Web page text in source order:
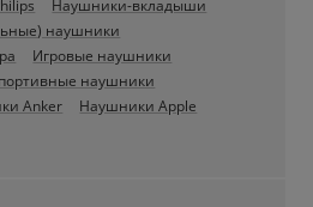
Наушники-вкладыши
наушники
Игровые наушники
наушники
Anker
Наушники Apple